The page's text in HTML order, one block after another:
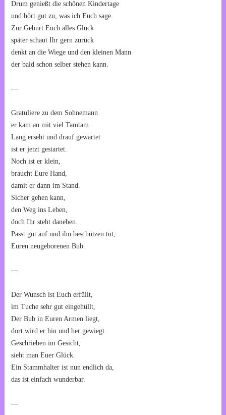
Drum genießt die schönen Kindertage
und hört gut zu, was ich Euch sage.
Zur Geburt Euch alles Glück
später schaut Ihr gern zurück
denkt an die Wiege und den kleinen Mann
der bald schon selber stehen kann.
—
Gratuliere zu dem Sohnemann
er kam an mit viel Tamtam.
Lang erseht und drauf gewartet
ist er jetzt gestartet.
Noch ist er klein,
braucht Eure Hand,
damit er dann im Stand.
Sicher gehen kann,
den Weg ins Leben,
doch Ihr steht daneben.
Passt gut auf und ihn beschützen tut,
Euren neugeborenen Bub.
—
Der Wunsch ist Euch erfüllt,
im Tuche sehr gut eingehüllt,
Der Bub in Euren Armen liegt,
dort wird er hin und her gewiegt.
Geschrieben im Gesicht,
sieht man Euer Glück.
Ein Stammhalter ist nun endlich da,
das ist einfach wunderbar.
—